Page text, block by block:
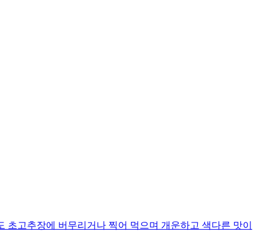
고추장에 버무리거나 찍어 먹으며 개운하고 색다른 맛이